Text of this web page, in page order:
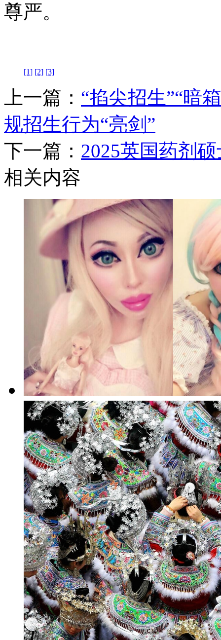
尊严。
[1] [2] [3]
上一篇： “掐尖招生”“暗
规招生行为“亮剑”
下一篇： 2025英国药剂
相关内容